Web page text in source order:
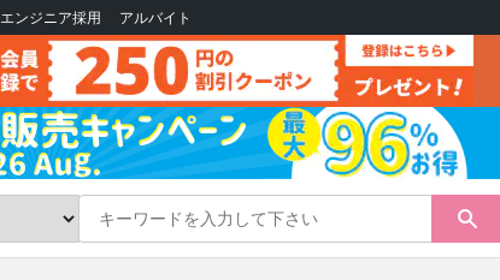
エンジニア採用 アルバイト